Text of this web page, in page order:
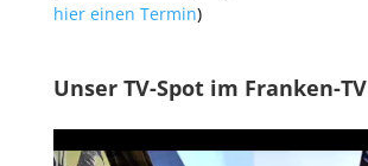
hier einen Termin)
Unser TV-Spot im Franken-TV